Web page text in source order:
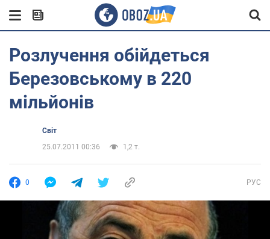
Розлучення обійдеться
Березовському в 220
мільйонів
Світ
25.07.2011 00:36
1,2 т.
0 РУС